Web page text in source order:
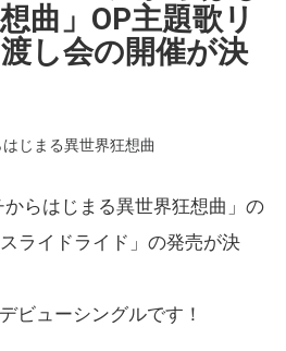
曲」OP主題歌リ
し会の開催が決
じまる異世界狂想曲
らはじまる異世界狂想曲」の
ライドライド」の発売が決
ビューシングルです！